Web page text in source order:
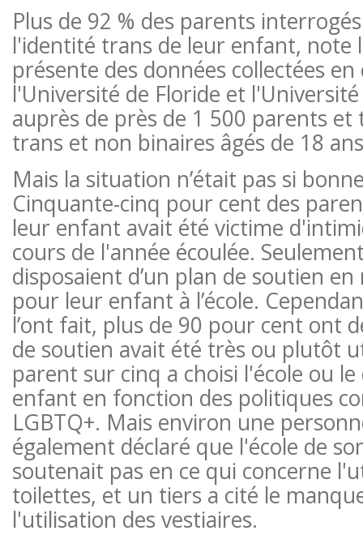
Plus de 92 % des parents
l'identité trans de leur enfant, note
présente des données collectées
l'Université de Floride et
auprès de près de 1 500 parents
trans et non binaires âgés de 18
Mais la situation n’était pas si bonne
Cinquante-cinq pour cent des
leur enfant avait été victime
cours de l'année écoulée.
disposaient d’un plan de soutien
pour leur enfant à l’école.
l’ont fait, plus de 90 pour cent ont
de soutien avait été très ou plutôt
parent sur cinq a choisi l'école ou
enfant en fonction des politiques
LGBTQ+. Mais environ une
également déclaré que l'école de
soutenait pas en ce qui concerne
toilettes, et un tiers a cité le
l'utilisation des vestiaires.